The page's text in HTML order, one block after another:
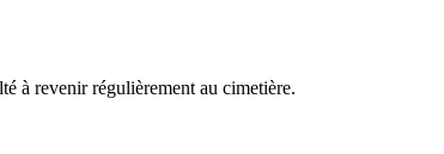
à revenir régulièrement au cimetière.